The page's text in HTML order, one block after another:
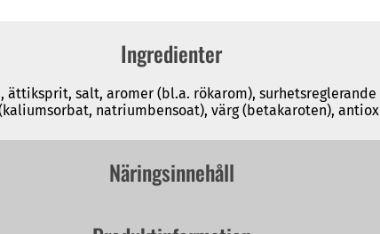
Ingredienter
ättiksprit, salt, aromer (bl.a. rökarom),
natriumbensoat), värg (betakaroten),
Näringsinnehåll